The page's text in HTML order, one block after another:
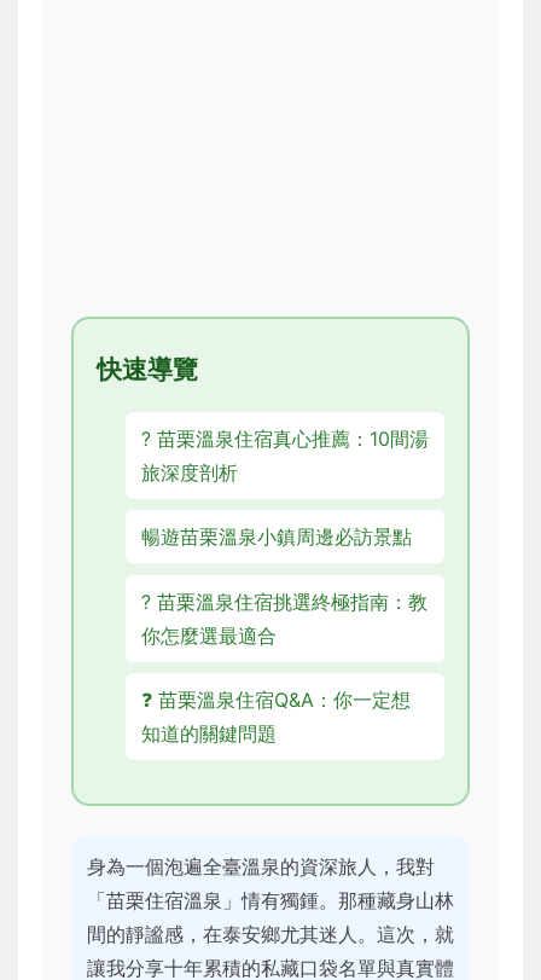
快速導覽
? 苗栗溫泉住宿真心推薦：10間湯
旅深度剖析
暢遊苗栗溫泉小鎮周邊必訪景點
? 苗栗溫泉住宿挑選終極指南：教
你怎麼選最適合
❓ 苗栗溫泉住宿Q&A：你一定想
知道的關鍵問題
身為一個泡遍全臺溫泉的資深旅人，我對
「苗栗住宿溫泉」情有獨鍾。那種藏身山林
間的靜謐感，在泰安鄉尤其迷人。這次，就
讓我分享十年累積的私藏口袋名單與真實體